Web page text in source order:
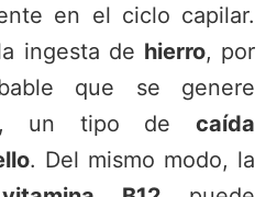
en el ciclo capilar.
ingesta de hierro, por
que se genere
un tipo decaída
. Del mismo modo, la